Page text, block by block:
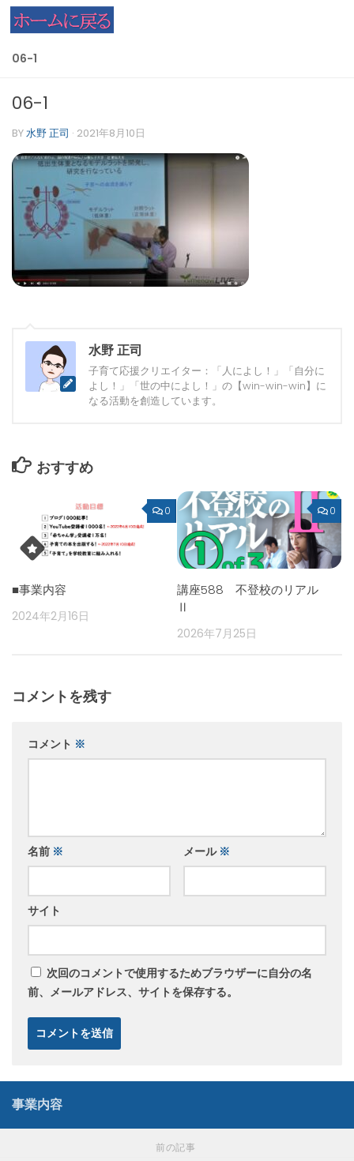
コンテンツへスキップ
06-1
06-1
BY水野 正司 · 2021年8月10日
水野 正司
子育て応援クリエイター：「人によし！」「自分に
よし！」「世の中によし！」の【win-win-win】に
なる活動を創造しています。
おすすめ
0
■事業内容
2024年2月16日
0
講座588 不登校のリアル
Ⅱ
2026年7月25日
コメントを残す
コメント ※
名前 ※ メール ※
サイト
次回のコメントで使用するためブラウザーに自分の名
前、メールアドレス、サイトを保存する。
事業内容
前の記事